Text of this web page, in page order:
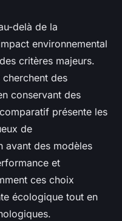
delà de la
environnemental
critères majeurs.
des
conservant des
présente les
de
avant des modèles
et
ces choix
écologique tout en